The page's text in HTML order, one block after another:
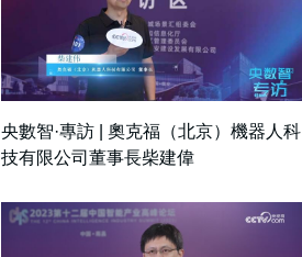
央數智·專訪 | 奧克福（北京）機器人科
技有限公司董事長柴建偉